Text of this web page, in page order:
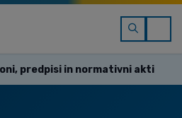
predpisi in normativni akti